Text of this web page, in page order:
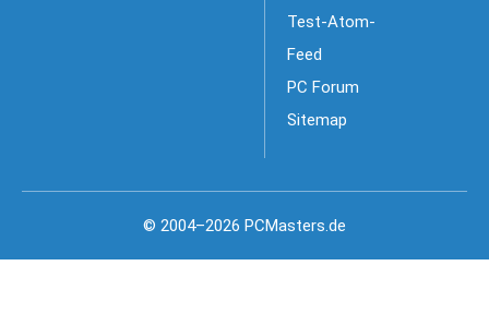
Test-Atom-
Feed
PC Forum
Sitemap
© 2004–2026 PCMasters.de